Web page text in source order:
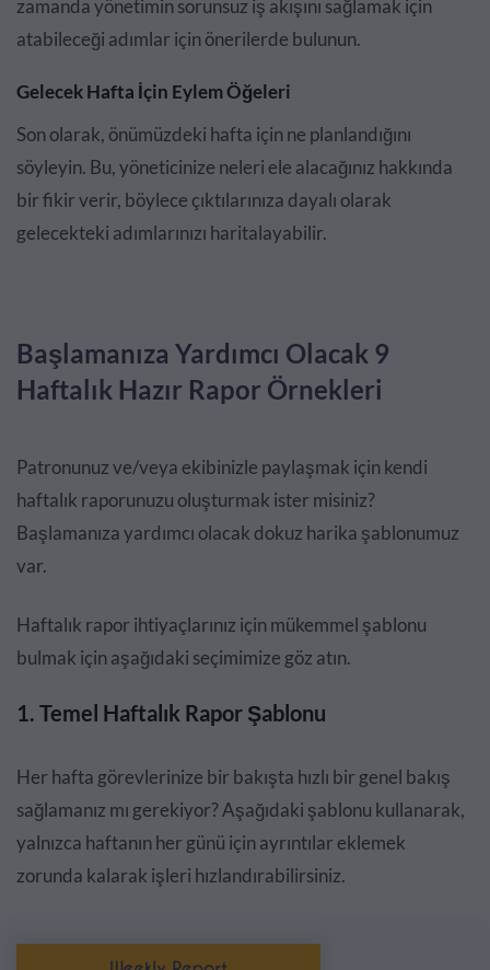
zamanda yönetimin sorunsuz iş akışını sağlamak için
atabileceği adımlar için önerilerde bulunun.
Gelecek Hafta İçin Eylem Öğeleri
Son olarak, önümüzdeki hafta için ne planlandığını
söyleyin. Bu, yöneticinize neleri ele alacağınız hakkında
bir fikir verir, böylece çıktılarınıza dayalı olarak
gelecekteki adımlarınızı haritalayabilir.
Başlamanıza Yardımcı Olacak 9
Haftalık Hazır Rapor Örnekleri
Patronunuz ve/veya ekibinizle paylaşmak için kendi
haftalık raporunuzu oluşturmak ister misiniz?
Başlamanıza yardımcı olacak dokuz harika şablonumuz
var.
Haftalık rapor ihtiyaçlarınız için mükemmel şablonu
bulmak için aşağıdaki seçimimize göz atın.
1. Temel Haftalık Rapor Şablonu
Her hafta görevlerinize bir bakışta hızlı bir genel bakış
sağlamanız mı gerekiyor? Aşağıdaki şablonu kullanarak,
yalnızca haftanın her günü için ayrıntılar eklemek
zorunda kalarak işleri hızlandırabilirsiniz.